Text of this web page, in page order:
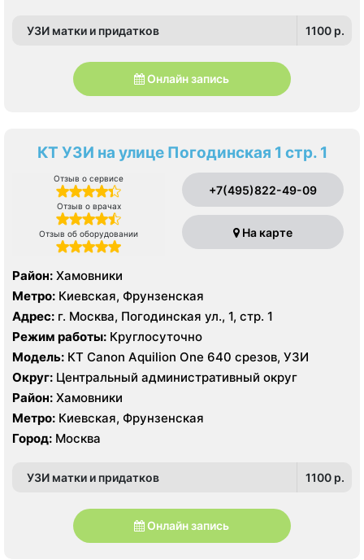
УЗИ матки и придатков 1100 p.
Онлайн запись
КТ УЗИ на улице Погодинская 1 стр. 1
Отзыв о сервисе
Отзыв о врачах
Отзыв об оборудовании
+7(495)822-49-09
На карте
Район: Хамовники
Метро: Киевская, Фрунзенская
Адрес: г. Москва, Погодинская ул., 1, стр. 1
Режим работы: Круглосуточно
Модель: КТ Canon Aquilion One 640 срезов, УЗИ
Округ: Центральный административный округ
Район: Хамовники
Метро: Киевская, Фрунзенская
Город: Москва
УЗИ матки и придатков 1100 p.
Онлайн запись